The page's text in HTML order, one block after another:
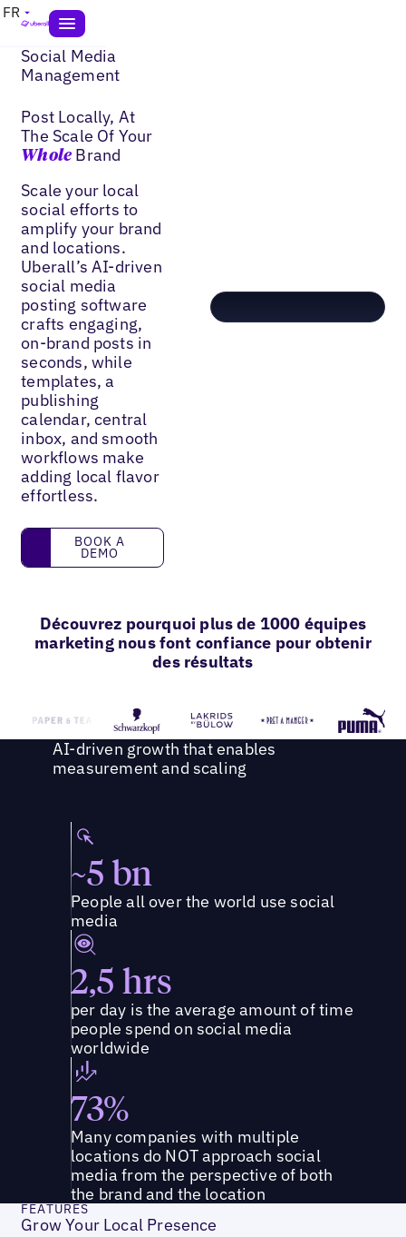
FR
Social Media
Management
Post Locally, At
The Scale Of Your
Whole Brand
Scale your local
social efforts to
amplify your brand
and locations.
Uberall’s AI-driven
social media
posting software
crafts engaging,
on-brand posts in
seconds, while
templates, a
publishing
calendar, central
inbox, and smooth
workflows make
adding local flavor
effortless.
Book a demo
BOOK A
DEMO
Découvrez pourquoi plus de 1000 équipes
marketing nous font confiance pour obtenir
des résultats
AI-driven growth that enables
measurement and scaling
~5 bn
People all over the world use social
media
2,5 hrs
per day is the average amount of time
people spend on social media
worldwide
73%
Many companies with multiple
locations do NOT approach social
media from the perspective of both
the brand and the location
FEATURES
Grow Your Local Presence